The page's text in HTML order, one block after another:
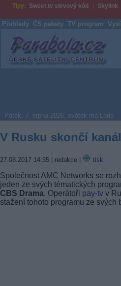
Tipy: Sweet.tv slevový kód Skylink
Přehledy ČS pakety TV program
Parabola.cz
Pátek, 7. srpna 2026, svátek má Lada
V Rusku skončí
27.08.2017 14:55 | redakce | tisk
Společnost AMC Networks se
jeden ze svých tématických
CBS Drama. Operátoři pay-tv v
stažení tohoto programu ze svých